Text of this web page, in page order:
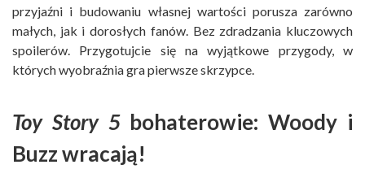
przyjaźni i budowaniu własnej wartości porusza zarówno
małych, jak i dorosłych fanów. Bez zdradzania kluczowych
spoilerów. Przygotujcie się na wyjątkowe przygody, w
których wyobraźnia gra pierwsze skrzypce.
Toy Story 5bohaterowie: Woody i
Buzz wracają!